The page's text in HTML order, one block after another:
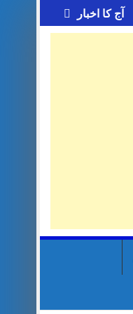
آج کا اخبار